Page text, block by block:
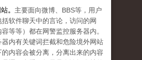
。 主要面向微博、BBS等，用户
括软件聊天中的言论，访问的网
等等）都在网警监控服务器内。
内有关键词拦截和危险境外网站
的内容会被分离，分离出来的内容